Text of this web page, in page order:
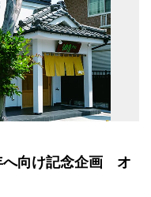
へ向け記念企画 オ